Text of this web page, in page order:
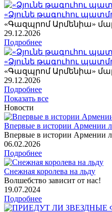
«Ձյունե թագուհու
«Գազպրոմ Արմենիա»
29.12.2026
Подробнее
«Ձյունե թագուհու
«Գազպրոմ Արմենիա»
29.12.2026
Подробнее
Показать все
Новости
Впервые в истории Армении
Впервые в истории Армении
06.02.2026
Подробнее
Снежная королева на льду
Волшебство зависит от нас!
19.07.2024
Подробнее